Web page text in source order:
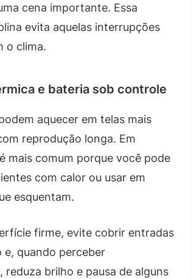
cena importante. Essa
evita aquelas interrupções
o clima.
e bateria sob controle
aquecer em telas mais
reprodução longa. Em
mais comum porque você pode
com calor ou usar em
esquentam.
firme, evite cobrir entradas
e, quando perceber
reduza brilho e pausa de alguns